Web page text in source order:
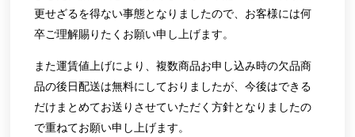
更せざるを得ない事態となりましたので、お客様には何
卒ご理解賜りたくお願い申し上げます。
また運賃値上げにより、複数商品お申し込み時の欠品商
品の後日配送は無料にしておりましたが、今後はできる
だけまとめてお送りさせていただく方針となりましたの
で重ねてお願い申し上げます。